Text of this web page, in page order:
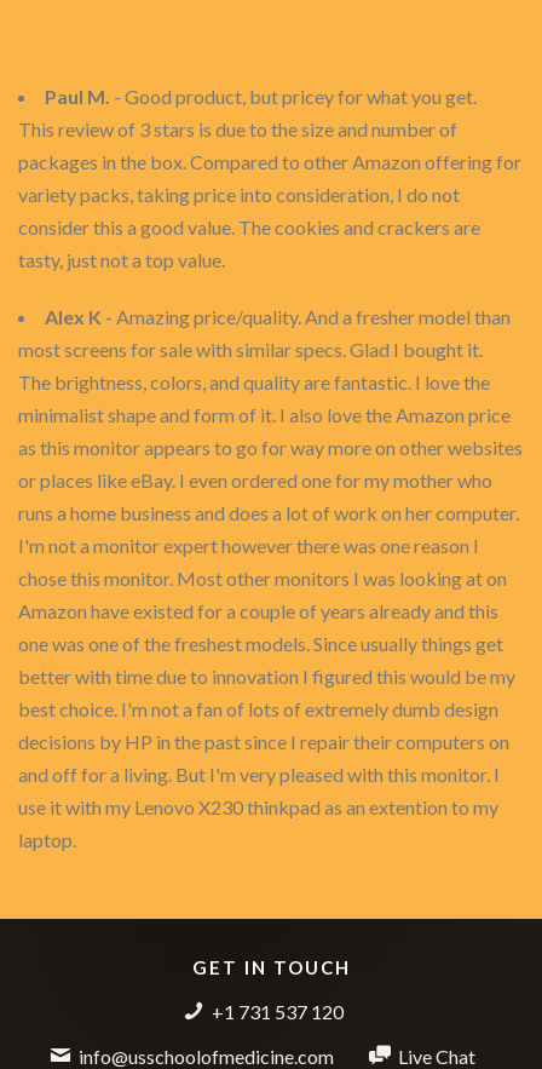
Paul M. - Good product, but pricey for what you get.
This review of 3 stars is due to the size and number of
packages in the box. Compared to other Amazon offering for
variety packs, taking price into consideration, I do not
consider this a good value. The cookies and crackers are
tasty, just not a top value.
Alex K - Amazing price/quality. And a fresher model than
most screens for sale with similar specs. Glad I bought it.
The brightness, colors, and quality are fantastic. I love the
minimalist shape and form of it. I also love the Amazon price
as this monitor appears to go for way more on other websites
or places like eBay. I even ordered one for my mother who
runs a home business and does a lot of work on her computer.
I'm not a monitor expert however there was one reason I
chose this monitor. Most other monitors I was looking at on
Amazon have existed for a couple of years already and this
one was one of the freshest models. Since usually things get
better with time due to innovation I figured this would be my
best choice. I'm not a fan of lots of extremely dumb design
decisions by HP in the past since I repair their computers on
and off for a living. But I'm very pleased with this monitor. I
use it with my Lenovo X230 thinkpad as an extention to my
laptop.
GET IN TOUCH
+1 731 537 120
info@usschoolofmedicine.com
Live Chat